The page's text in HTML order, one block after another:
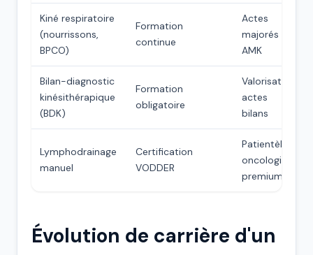
Kiné respiratoire
(nourrissons,
BPCO)
Formation
continue
Actes
majorés
AMK
Bilan-diagnostic
kinésithérapique
(BDK)
Formation
obligatoire
Valorisation
actes
bilans
Lymphodrainage
manuel
Certification
VODDER
Patientèle
oncologie
premium
Évolution de carrière d'un